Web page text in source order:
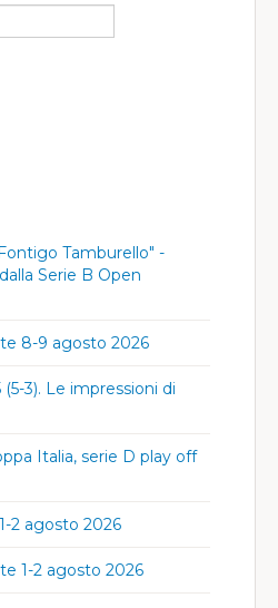
Tamburello" -
Serie B Open
8-9 agosto 2026
3). Le impressioni di
Italia, serie D play off
2 agosto 2026
1-2 agosto 2026